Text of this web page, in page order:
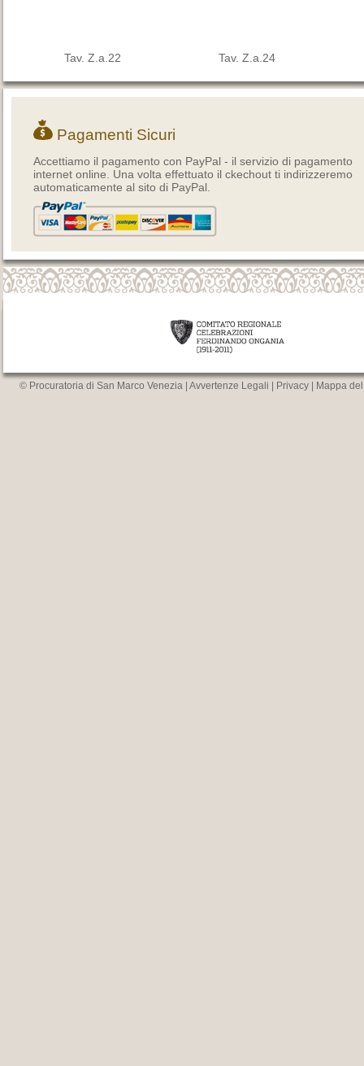
Tav. Z.a.22 Tav. Z.a.24
Pagamenti Sicuri
Accettiamo il pagamento con PayPal - il servizio di pagamento
internet online. Una volta effettuato il ckechout ti indirizzeremo
automaticamente al sito di PayPal.
© Procuratoria di San Marco Venezia | Avvertenze Legali Privacy Mappa